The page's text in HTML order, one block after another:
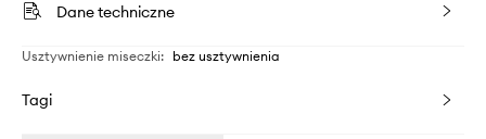
Dane techniczne
Usztywnienie miseczki: bez usztywnienia
Tagi